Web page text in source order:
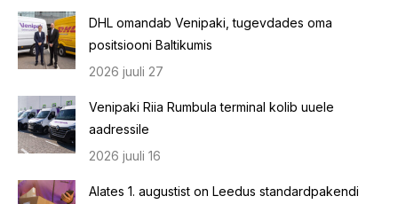
DHL omandab Venipaki, tugevdades oma
positsiooni Baltikumis
2026 juuli 27
Venipaki Riia Rumbula terminal kolib uuele
aadressile
2026 juuli 16
Alates 1. augustist on Leedus standardpakendi